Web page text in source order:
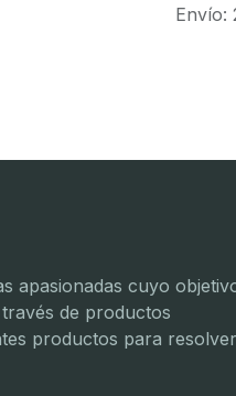
Envío:
apasionadas cuyo
de productos
productos para resolver